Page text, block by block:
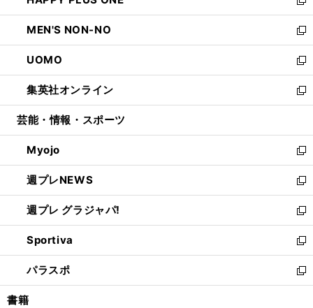
開
く
ウ
で
開
く
ン
ド
ウ
で
開
く
ウ
ィ
ン
ド
ウ
で
開
新
し
い
ウ
ィ
ン
ド
ウ
開
く
MEN'S NON-NO
新
し
い
ウ
ィ
ン
ウ
で
開
く
UOMO
新
し
い
ウ
ン
ド
ウ
で
開
く
集英社オンライン
新
し
ウ
ィ
ン
ド
ウ
で
開
く
芸能・情報・スポーツ
Myojo
新
し
い
ウ
ィ
ン
ド
ウ
で
開
週プレNEWS
新
し
い
ウ
ィ
ン
ド
ウ
週プレ グラジャパ!
新
し
い
ウ
ィ
ン
Sportiva
新
し
い
ウ
パラスポ
新
し
書籍